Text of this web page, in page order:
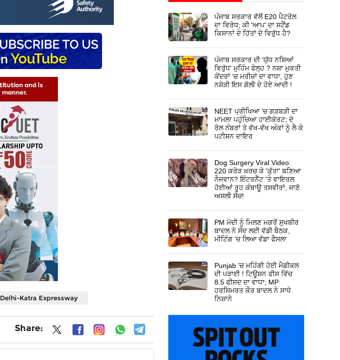
Delhi-Katra Expressway
Share:
ਪੰਜਾਬ ਸਰਕਾਰ ਵੱਲੋਂ E20 ਪੈਟਰੋਲ
ਦਾ ਵਿਰੋਧ; ਕੀ 'ਆਪ' ਦਾ ਸਟੈਂਡ
ਕਿਸਾਨਾਂ ਦੇ ਹਿੱਤਾਂ ਦੇ ਵਿਰੁੱਧ ਹੈ?
ਪੰਜਾਬ ਸਰਕਾਰ ਦੀ 'ਯੁੱਧ ਨਸ਼ਿਆਂ
ਵਿਰੁੱਧ' ਮੁਹਿੰਮ ਫੇਲ੍ਹ ? ਨਸ਼ਾ ਮੁਕਤੀ
ਕੇਂਦਰਾਂ ’ਚ ਮਰੀਜ਼ਾਂ ਦਾ ਵਾਧਾ, ਹੁਣ
ਨਸ਼ੇੜੀ ਇਸ ਗੋਲੀ ਦੇ ਹੋਏ ਆਦੀ !
NEET ਪ੍ਰੀਖਿਆ ’ਚ ਗੜਬੜੀ ਦਾ
ਮਾਮਲਾ ਪਹੁੰਚਿਆ ਹਾਈਕੋਰਟ; ਦੋ
ਰੋਲ ਨੰਬਰਾਂ ਤੇ ਵੱਖ-ਵੱਖ ਅੰਕਾਂ ਨੂੰ ਲੈ ਕੇ
ਪਟੀਸ਼ਨ ਦਾਇਰ
Dog Surgery Viral Video:
220 ਕਰੋੜ ਖ਼ਰਚ ਕੇ 'ਕੁੱਤਾ' ਬਣਿਆ
ਨੌਜਵਾਨ? ਇੰਟਰਨੈੱਟ 'ਤੇ ਵਾਇਰਲ
ਹੋਈਆਂ ਰੂਹ ਕੰਬਾਊ ਤਸਵੀਰਾਂ, ਜਾਣੋ
ਅਸਲੀ ਸੱਚ!
PM ਮੋਦੀ ਨੂੰ ਮਿਲਣ ਮਗਰੋਂ ਸੁਖਬੀਰ
ਬਾਦਲ ਨੇ ਸੱਦ ਲਈ ਵੱਡੀ ਬੈਠਕ,
ਮੀਟਿੰਗ 'ਚ ਲਿਆ ਵੱਡਾ ਫੈਸਲਾ
Punjab ’ਚ ਮਹਿੰਗੀ ਹੋਈ ਮੈਡੀਕਲ
ਦੀ ਪੜਾਈ ! ਟਿਊਸ਼ਨ ਫੀਸ ਵਿੱਚ
8.5 ਫੀਸਦ ਦਾ ਵਾਧਾ; MP
ਹਰਸਿਮਰਤ ਕੌਰ ਬਾਦਲ ਨੇ ਸਾਧੇ
ਨਿਸ਼ਾਨੇ